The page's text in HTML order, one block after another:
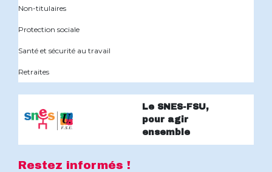
Non-titulaires
Protection sociale
Santé et sécurité au travail
Retraites
Le SNES-FSU,
pour agir
ensemble
Restez informés !